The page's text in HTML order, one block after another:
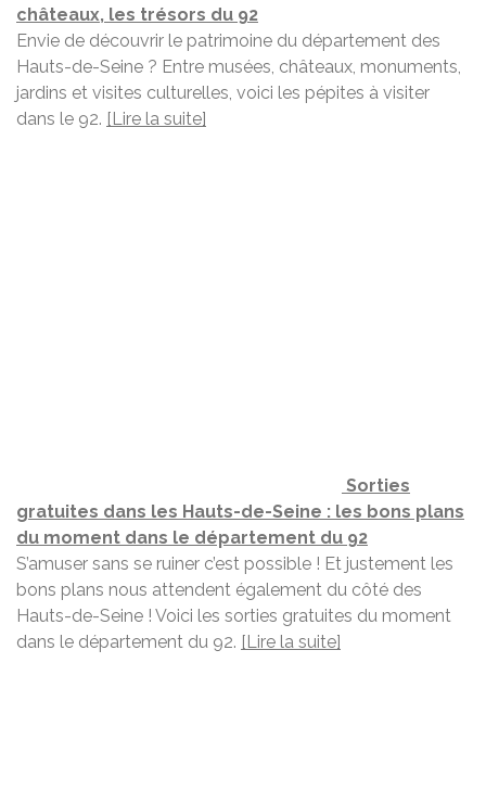
châteaux, les trésors du 92
Envie de découvrir le patrimoine du département des
Hauts-de-Seine ? Entre musées, châteaux, monuments,
jardins et visites culturelles, voici les pépites à visiter
dans le 92. [Lire la suite]
Sorties
gratuites dans les Hauts-de-Seine : les bons plans
du moment dans le département du 92
S’amuser sans se ruiner c’est possible ! Et justement les
bons plans nous attendent également du côté des
Hauts-de-Seine ! Voici les sorties gratuites du moment
dans le département du 92. [Lire la suite]